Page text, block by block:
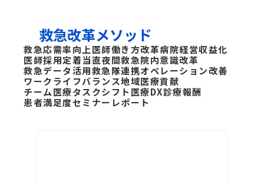
救急改革メソッド
救急応需率向上医師働き方改革病院経営収益化
医師採用定着当直夜間救急院内意識改革
救急データ活用救急隊連携オペレーション改善
ワークライフバランス地域医療貢献
チーム医療タスクシフト 医療DX診療報酬
患者満足度セミナーレポート